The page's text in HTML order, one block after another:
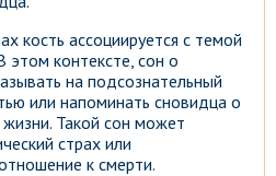
кость ассоциируется с темой
этом контексте, сон о
на подсознательный
или напоминать сновидца о
Такой сон может
страх или
к смерти.